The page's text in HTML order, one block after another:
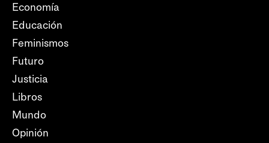
Economía
Educación
Feminismos
Futuro
Justicia
Libros
Mundo
Opinión